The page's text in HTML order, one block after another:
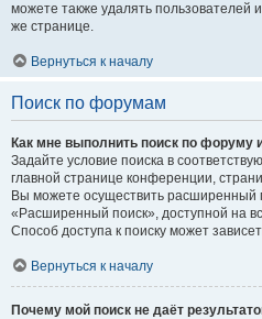
можете также удалять пользователей
же странице.
Вернуться к началу
Поиск по форумам
Как мне выполнить поиск по
Задайте условие поиска в
главной странице конференции,
Вы можете осуществить расширенный
«Расширенный поиск», доступной на
Способ доступа к поиску может
Вернуться к началу
Почему мой поиск не даёт